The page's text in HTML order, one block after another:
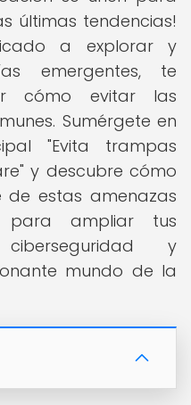
últimas tendencias!
a explorar y
emergentes, te
cómo evitar las
Sumérgete en
"Evita trampas
y descubre cómo
estas amenazas
para ampliar tus
y
mundo de la